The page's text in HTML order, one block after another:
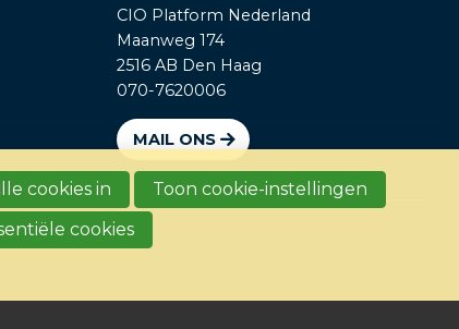
CIO Platform Nederland
Maanweg 174
2516 AB Den Haag
070-7620006
MAIL ONS
cookies in
Toon cookie-instellingen
cookies